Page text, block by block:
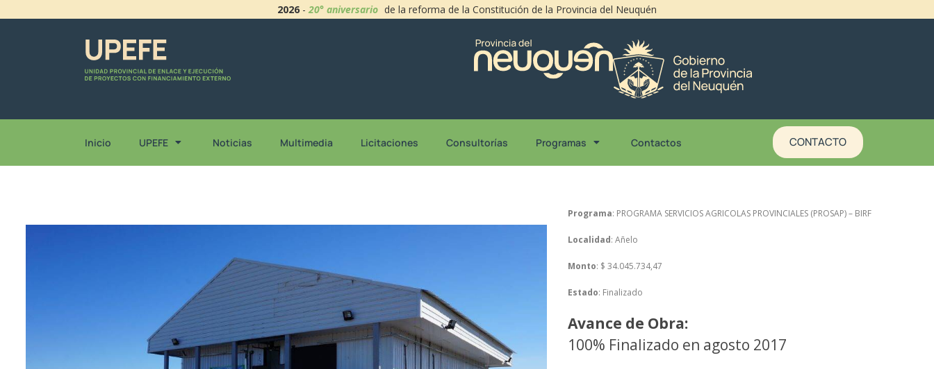
2026 -20° aniversario de la reforma de la Constitución de la Provincia del Neuquén
Inicio UPEFE Noticias Multimedia Licitaciones Consultorías Programas Contactos CONTACTO
Programa: PROGRAMA SERVICIOS AGRICOLAS PROVINCIALES (PROSAP) – BIRF
Localidad: Añelo
Monto: $ 34.045.734,47
Estado: Finalizado
Avance de Obra:
100% Finalizado en agosto 2017